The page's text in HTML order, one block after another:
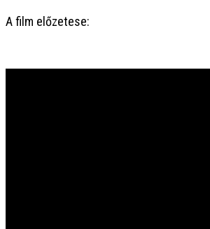
A film előzetese: